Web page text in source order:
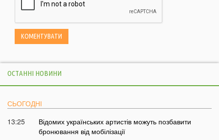
ОСТАННІ НОВИНИ
СЬОГОДНІ
13:25
Відомих українських артистів можуть позбавити
бронювання від мобілізації